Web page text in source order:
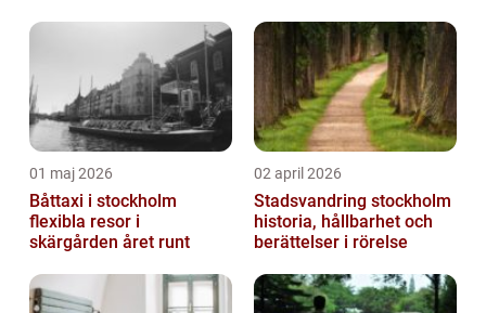
01 maj 2026
Båttaxi i stockholm
flexibla resor i
skärgården året runt
02 april 2026
Stadsvandring stockholm
historia, hållbarhet och
berättelser i rörelse